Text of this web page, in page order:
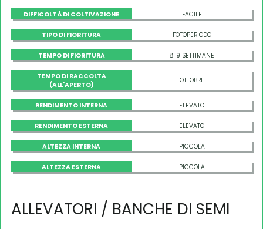
DIFFICOLTÀ DI COLTIVAZIONE FACILE
TIPO DI FIORITURA FOTOPERIODO
TEMPO DI FIORITURA 8-9 SETTIMANE
TEMPO DI RACCOLTA
(ALL'APERTO)
OTTOBRE
RENDIMENTO INTERNA ELEVATO
RENDIMENTO ESTERNA ELEVATO
ALTEZZA INTERNA PICCOLA
ALTEZZA ESTERNA PICCOLA
ALLEVATORI / BANCHE DI SEMI